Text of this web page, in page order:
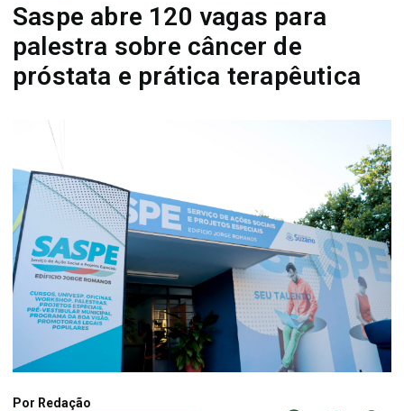
Saspe abre 120 vagas para
palestra sobre câncer de
próstata e prática terapêutica
Por Redação